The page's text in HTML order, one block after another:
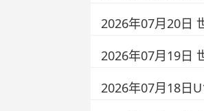
2026年07月20日
2026年07月19日
2026年07月18日